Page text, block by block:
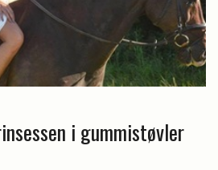
i gummistøvler